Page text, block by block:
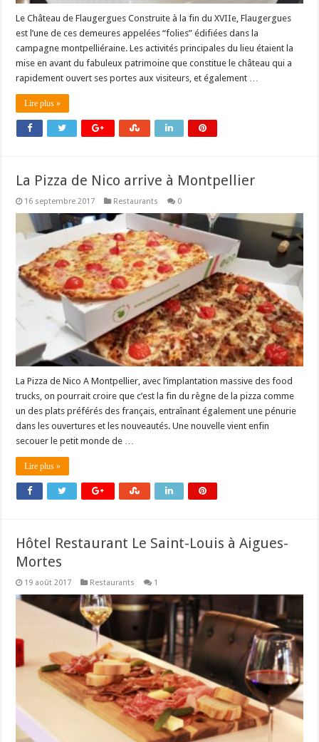
Le Château de Flaugergues Construite à la fin du XVIIe, Flaugergues
est l’une de ces demeures appelées “folies” édifiées dans la
campagne montpelliéraine. Les activités principales du lieu étaient la
mise en avant du fabuleux patrimoine que constitue le château qui a
rapidement ouvert ses portes aux visiteurs, et également …
Lire plus »
La Pizza de Nico arrive à Montpellier
16 septembre 2017 Restaurants 0
La Pizza de Nico A Montpellier, avec l’implantation massive des food
trucks, on pourrait croire que c’est la fin du règne de la pizza comme
un des plats préférés des français, entraînant également une pénurie
dans les ouvertures et les nouveautés. Une nouvelle vient enfin
secouer le petit monde de …
Lire plus »
Hôtel Restaurant Le Saint-Louis à Aigues-
Mortes
19 août 2017 Restaurants 1